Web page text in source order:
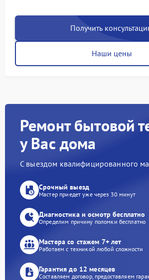
Получить
Наши цены
Ремонт бытовой
у Вас дома
С выездом квалифицированного
Срочный выезд
Мастер приедет уже через 30 минут
Диагностика и осмотр бесплатно
Определим причину поломки бесплатно
Мастера со стажем 7+ лет
Работаем с техникой любой сложности
Гарантия до 12 месяцев
Составляем договор, предоставляем